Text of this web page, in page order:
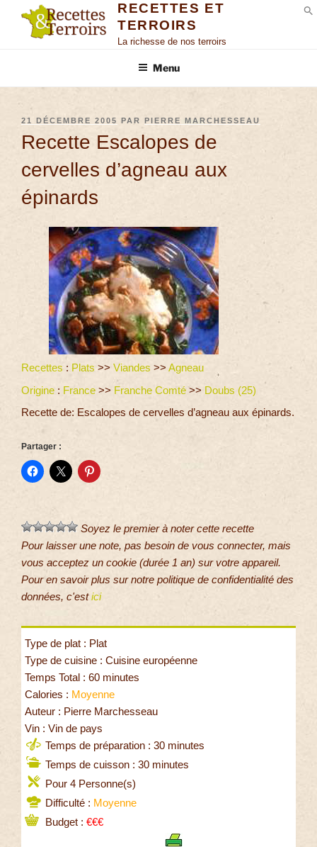
RECETTES ET
TERROIRS
La richesse de nos terroirs
Menu
21 DÉCEMBRE 2005 PAR PIERRE MARCHESSEAU
Recette Escalopes de
cervelles d’agneau aux
épinards
Recettes : Plats >> Viandes >> Agneau
Origine : France >> Franche Comté >> Doubs (25)
Recette de: Escalopes de cervelles d’agneau aux épinards.
Partager :
Soyez le premier à noter cette recette
Pour laisser une note, pas besoin de vous connecter, mais
vous acceptez un cookie (durée 1 an) sur votre appareil.
Pour en savoir plus sur notre politique de confidentialité des
données, c'estici
Type de plat : Plat
Type de cuisine : Cuisine européenne
Temps Total : 60 minutes
Calories : Moyenne
Auteur : Pierre Marchesseau
Vin : Vin de pays
Temps de préparation : 30 minutes
Temps de cuisson : 30 minutes
Pour 4 Personne(s)
Difficulté : Moyenne
Budget : €€€